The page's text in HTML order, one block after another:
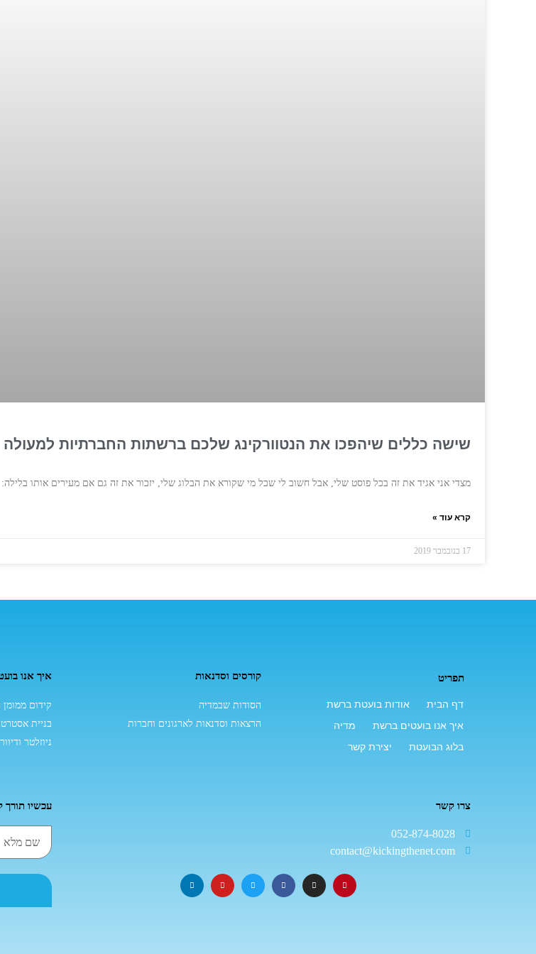
שישה כללים שיהפכו את הנטוורקינג שלכם ברשתות החברתיות למעולה
מצדי אני אגיד את זה בכל פוסט שלי, אבל חשוב לי שכל מי שקורא את הבלוג שלי, יזכור את זה גם אם מעירים אותו בלילה:
קרא עוד »
17 בנובמבר 2019
תפריט קורסים וסדנאות איך אנו
דף הבית
אודות בועטת ברשת
איך אנו בועטים ברשת
מדיה
בלוג הבועטת
יצירת קשר
הסודות שבמדיה
הרצאות וסדנאות לארגונים וחברות
קידום ממומן
בניית
ניוזלטר ודיוור
צרו קשר
052-874-8028
contact@kickingthenet.com
עכשיו תורך